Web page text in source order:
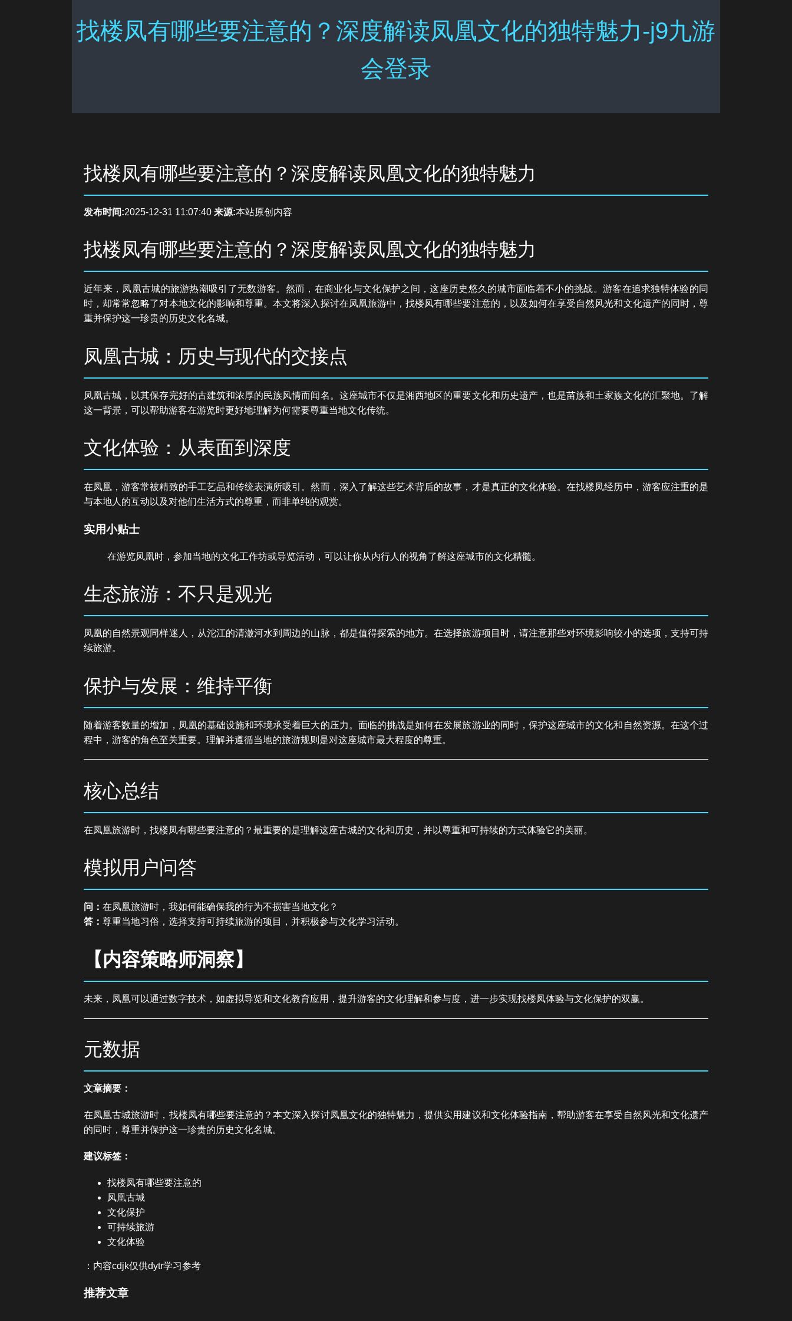
找楼凤有哪些要注意的？深度解读凤凰文化的独特魅力-j9九游
会登录
找楼凤有哪些要注意的？深度解读凤凰文化的独特魅力
发布时间:2025-12-31 11:07:40 来源:本站原创内容
找楼凤有哪些要注意的？深度解读凤凰文化的独特魅力
近年来，凤凰古城的旅游热潮吸引了无数游客。然而，在商业化与文化保护之间，这座历史悠久的城市面临着不小的挑战。游客在追求独特体验的同
时，却常常忽略了对本地文化的影响和尊重。本文将深入探讨在凤凰旅游中，找楼凤有哪些要注意的，以及如何在享受自然风光和文化遗产的同时，尊
重并保护这一珍贵的历史文化名城。
凤凰古城：历史与现代的交接点
凤凰古城，以其保存完好的古建筑和浓厚的民族风情而闻名。这座城市不仅是湘西地区的重要文化和历史遗产，也是苗族和土家族文化的汇聚地。了解
这一背景，可以帮助游客在游览时更好地理解为何需要尊重当地文化传统。
文化体验：从表面到深度
在凤凰，游客常被精致的手工艺品和传统表演所吸引。然而，深入了解这些艺术背后的故事，才是真正的文化体验。在找楼凤经历中，游客应注重的是
与本地人的互动以及对他们生活方式的尊重，而非单纯的观赏。
实用小贴士
在游览凤凰时，参加当地的文化工作坊或导览活动，可以让你从内行人的视角了解这座城市的文化精髓。
生态旅游：不只是观光
凤凰的自然景观同样迷人，从沱江的清澈河水到周边的山脉，都是值得探索的地方。在选择旅游项目时，请注意那些对环境影响较小的选项，支持可持
续旅游。
保护与发展：维持平衡
随着游客数量的增加，凤凰的基础设施和环境承受着巨大的压力。面临的挑战是如何在发展旅游业的同时，保护这座城市的文化和自然资源。在这个过
程中，游客的角色至关重要。理解并遵循当地的旅游规则是对这座城市最大程度的尊重。
核心总结
在凤凰旅游时，找楼凤有哪些要注意的？最重要的是理解这座古城的文化和历史，并以尊重和可持续的方式体验它的美丽。
模拟用户问答
问： 在凤凰旅游时，我如何能确保我的行为不损害当地文化？
答： 尊重当地习俗，选择支持可持续旅游的项目，并积极参与文化学习活动。
【内容策略师洞察】
未来，凤凰可以通过数字技术，如虚拟导览和文化教育应用，提升游客的文化理解和参与度，进一步实现找楼凤体验与文化保护的双赢。
元数据
文章摘要：
在凤凰古城旅游时，找楼凤有哪些要注意的？本文深入探讨凤凰文化的独特魅力，提供实用建议和文化体验指南，帮助游客在享受自然风光和文化遗产
的同时，尊重并保护这一珍贵的历史文化名城。
建议标签：
找楼凤有哪些要注意的
凤凰古城
文化保护
可持续旅游
文化体验
：内容cdjk仅供dytr学习参考
推荐文章